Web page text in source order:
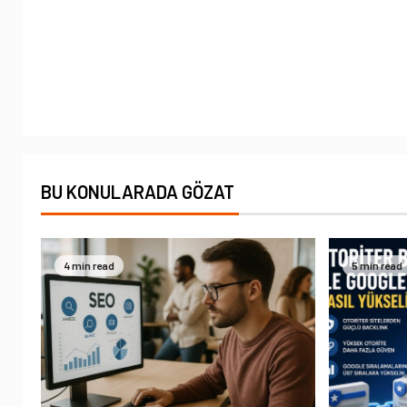
BU KONULARADA GÖZAT
4 min read 5 min read